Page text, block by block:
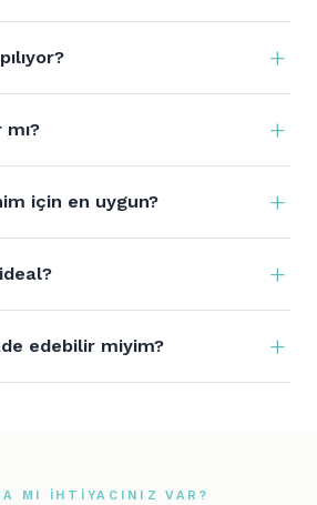
için en uygun?
edebilir miyim?
MI IHTIYACINIZ VAR?